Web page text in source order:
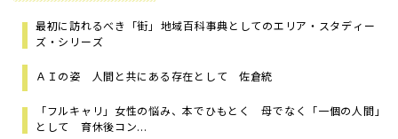
最初に訪れるべき「街」――地域百科事典としてのエリア・スタディー
ズ・シリーズ
ＡＩの姿 人間と共にある存在として 佐倉統
「フルキャリ」女性の悩み、本でひもとく 母でなく「一個の人間」
として 育休後コン...